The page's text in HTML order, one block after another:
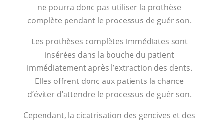
ne pourra donc pas utiliser la prothèse
complète pendant le processus de guérison.
Les prothèses complètes immédiates sont
insérées dans la bouche du patient
immédiatement après l’extraction des dents.
Elles offrent donc aux patients la chance
d’éviter d’attendre le processus de guérison.
Cependant, la cicatrisation des gencives et des